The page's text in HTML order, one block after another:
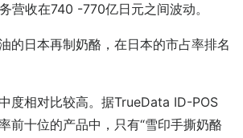
营收在740 -770亿日元之间波动。
的日本再制奶酪，在日本的市占率排名
度相对比较高。据TrueData ID-POS
前十位的产品中，只有“雪印手撕奶酪